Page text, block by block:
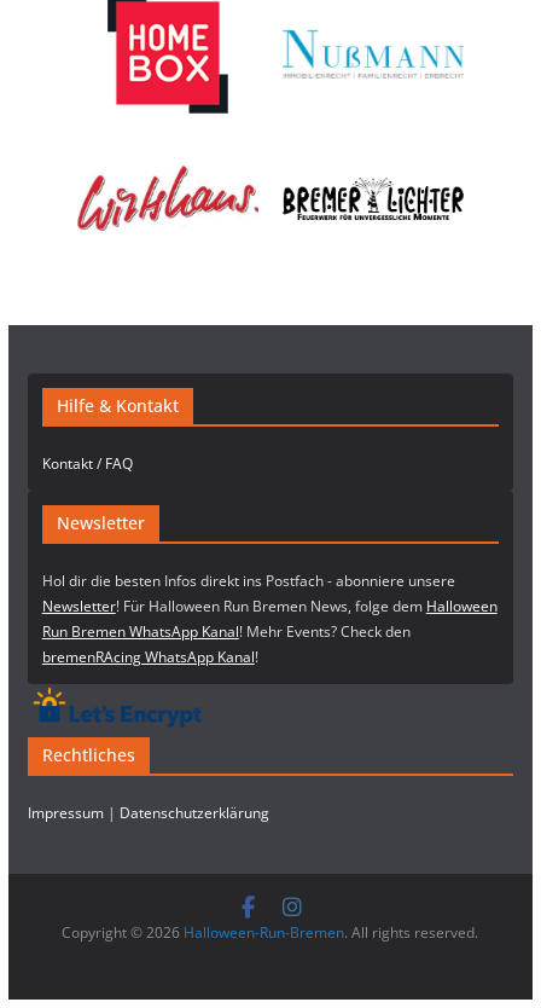
Hilfe & Kontakt
Kontakt / FAQ
Newsletter
Hol dir die besten Infos direkt ins Postfach - abonniere unsere
Newsletter! Für Halloween Run Bremen News, folge dem Halloween
Run Bremen WhatsApp Kanal! Mehr Events? Check den
bremenRAcing WhatsApp Kanal!
Rechtliches
Impressum| Datenschutzerklärung
Copyright © 2026 Halloween-Run-Bremen. All rights reserved.